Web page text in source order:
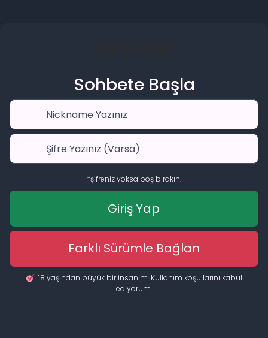
Sohbete Başla
*şifreniz yoksa boş bırakın.
Farklı Sürümle Bağlan
18 yaşından büyük bir insanım. Kullanım koşullarını kabul
ediyorum.